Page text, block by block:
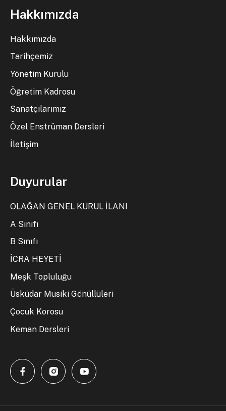
Hakkımızda
Hakkımızda
Tarihçemiz
Yönetim Kurulu
Öğretim Kadrosu
Sanatçılarımız
Özel Enstrüman Dersleri
İletişim
Duyurular
OLAĞAN GENEL KURUL İLANI
A Sınıfı
B Sınıfı
İCRA HEYETİ
Meşk Topluluğu
Üsküdar Musiki Gönüllüleri
Çocuk Korosu
Keman Dersleri